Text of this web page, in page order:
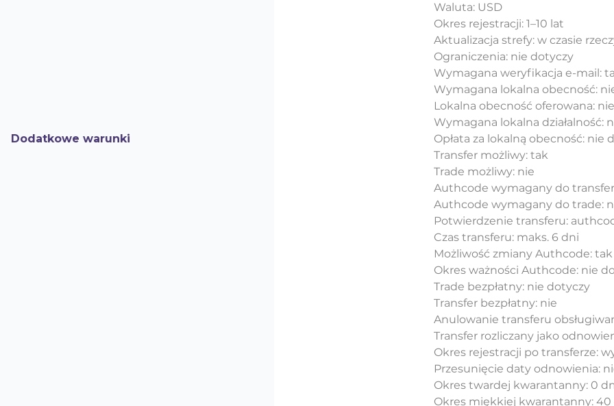
Dodatkowe warunki
Waluta: USD
Okres rejestracji: 1–10 lat
Aktualizacja strefy: w czasie
Ograniczenia: nie dotyczy
Wymagana weryfikacja e-mail:
Wymagana lokalna obecność:
Lokalna obecność oferowana: nie
Wymagana lokalna działalność:
Opłata za lokalną obecność: nie
Transfer możliwy: tak
Trade możliwy: nie
Authcode wymagany do
Authcode wymagany do trade:
Potwierdzenie transferu:
Czas transferu: maks. 6 dni
Możliwość zmiany Authcode: tak
Okres ważności Authcode: nie
Trade bezpłatny: nie dotyczy
Transfer bezpłatny: nie
Anulowanie transferu
Transfer rozliczany jako
Okres rejestracji po transferze:
Przesunięcie daty odnowienia:
Okres twardej kwarantanny: 0
Okres miękkiej kwarantanny: 40